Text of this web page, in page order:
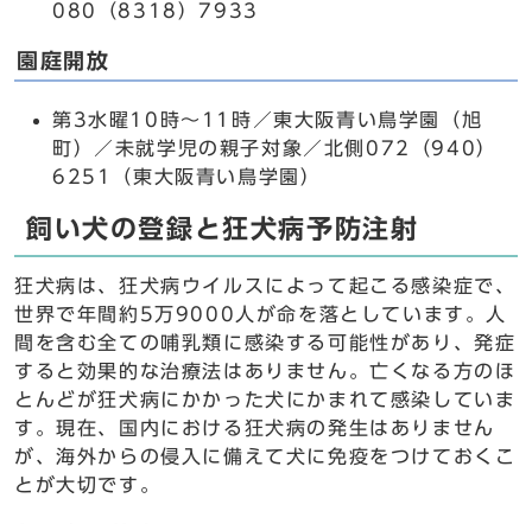
080（8318）7933
園庭開放
第3水曜10時～11時／東大阪青い鳥学園（旭
町）／未就学児の親子対象／北側072（940）
6251（東大阪青い鳥学園）
飼い犬の登録と狂犬病予防注射
狂犬病は、狂犬病ウイルスによって起こる感染症で、
世界で年間約5万9000人が命を落としています。人
間を含む全ての哺乳類に感染する可能性があり、発症
すると効果的な治療法はありません。亡くなる方のほ
とんどが狂犬病にかかった犬にかまれて感染していま
す。現在、国内における狂犬病の発生はありません
が、海外からの侵入に備えて犬に免疫をつけておくこ
とが大切です。